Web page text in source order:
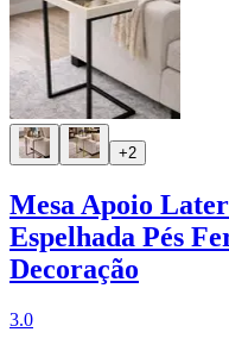
+2
Mesa Apoio
Espelhada Pés
Decoração
3.0